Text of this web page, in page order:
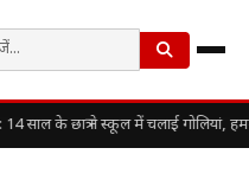
साल के छात्र ने स्कूल में चलाई गोलियां,